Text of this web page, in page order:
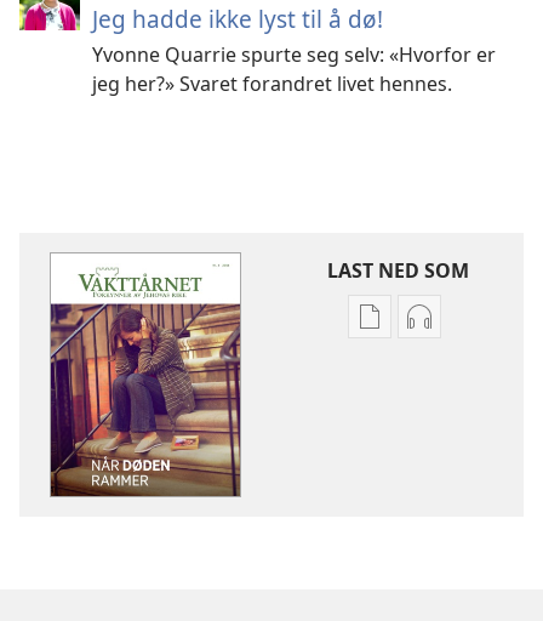
Jeg hadde ikke lyst til å dø!
Yvonne Quarrie spurte seg selv: «Hvorfor er
jeg her?» Svaret forandret livet hennes.
LAST NED SOM